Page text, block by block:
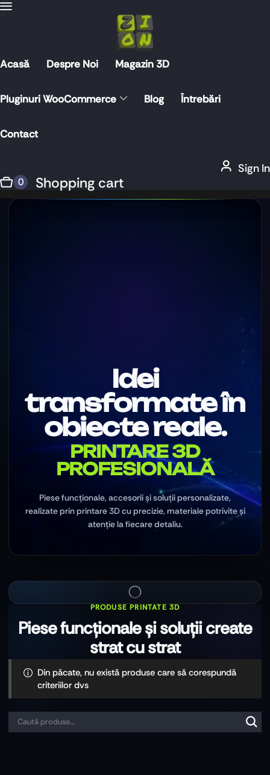
Acasă Despre Noi Magazin 3D
Pluginuri WooCommerce Blog Întrebări
Contact
Sign In
0 Shopping cart
PRINTARE 3D
PROFESIONALĂ
Idei
transformate în
obiecte reale.
Piese funcționale, accesorii și soluții personalizate,
realizate prin printare 3D cu precizie, materiale potrivite și
atenție la fiecare detaliu.
Din păcate, nu există produse care să corespundă
criteriilor dvs
Căutare